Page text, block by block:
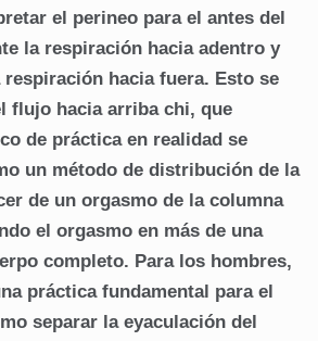
el perineo para el antes del
la respiración hacia adentro y
hacia fuera. Esto se
flujo hacia arriba chi, que
de práctica en realidad se
un método de distribución de la
de un orgasmo de la columna
el orgasmo en más de una
completo. Para los hombres,
práctica fundamental para el
separar la eyaculación del